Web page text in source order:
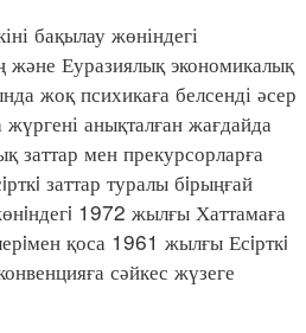
бақылау жөніндегі
және Еуразиялық экономикалық
жоқ психикаға белсенді әсер
анықталған жағдайда
заттар мен прекурсорларға
заттар туралы бiрыңғай
1972 жылғы Хаттамаға
қоса 1961 жылғы Есiрткi
сәйкес жүзеге